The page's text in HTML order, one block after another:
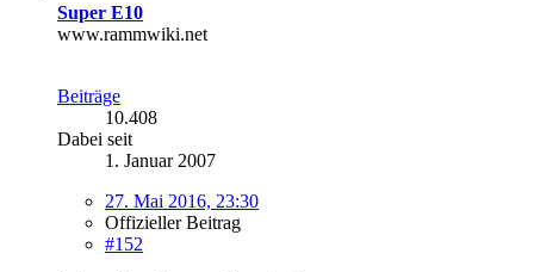
Super E10
www.rammwiki.net
Beiträge
10.408
Dabei seit
1. Januar 2007
27. Mai 2016, 23:30
Offizieller Beitrag
#152